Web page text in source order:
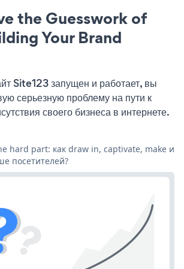
the Guesswork of
Your Brand
Site123 запущен и работает, вы
серьезную проблему на пути к
своего бизнеса в интернете.
hard part: как draw in, captivate, make и
посетителей?